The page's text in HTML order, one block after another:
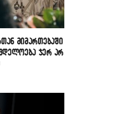
მიმართებაში
ჯერ არ